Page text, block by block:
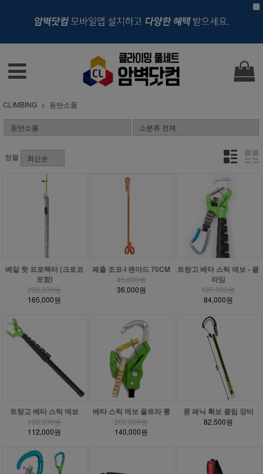
CLIMBING 등반소품
정렬
베알 핫 프로텍터 (크로코
포함)
220,000원
165,000원
페츨 조코-I 랜야드 70CM
45,000원
36,000원
트랑고 베타 스틱 에보 - 클
라임
120,000원
84,000원
트랑고 베타 스틱 에보
160,000원
112,000원
베타 스틱 에보 울트라 롱
200,000원
140,000원
콩 패닉 확보 클립 장비
82,500원